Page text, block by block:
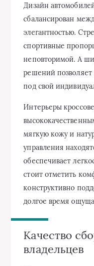
Дизайн
сбалансирован
элегантностью.
спортивные
неповторимой. А
решений позволяет
под свой
Интерьеры
мягкую кожу и
управления
обеспечивает
стоит отметить
конструктивно
долгое время
Качество
владельцев